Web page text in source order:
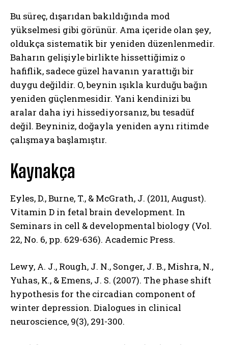
Bu süreç, dışarıdan bakıldığında mod
yükselmesi gibi görünür. Ama içeride olan şey,
oldukça sistematik bir yeniden düzenlenmedir.
Baharın gelişiyle birlikte hissettiğimiz o
hafiflik, sadece güzel havanın yarattığı bir
duygu değildir. O, beynin ışıkla kurduğu bağın
yeniden güçlenmesidir. Yani kendinizi bu
aralar daha iyi hissediyorsanız, bu tesadüf
değil. Beyniniz, doğayla yeniden aynı ritimde
çalışmaya başlamıştır.
Kaynakça
Eyles, D., Burne, T., & McGrath, J. (2011, August).
Vitamin D in fetal brain development. In
Seminars in cell & developmental biology (Vol.
22, No. 6, pp. 629-636). Academic Press.
Lewy, A. J., Rough, J. N., Songer, J. B., Mishra, N.,
Yuhas, K., & Emens, J. S. (2007). The phase shift
hypothesis for the circadian component of
winter depression. Dialogues in clinical
neuroscience, 9(3), 291-300.